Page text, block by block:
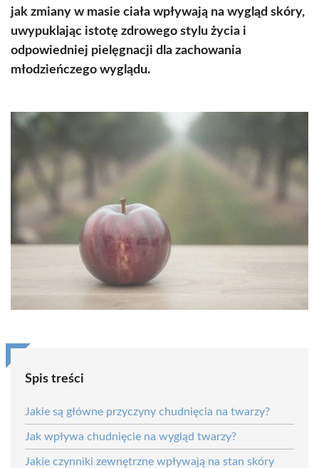
jak zmiany w masie ciała wpływają na wygląd skóry,
uwypuklając istotę zdrowego stylu życia i
odpowiedniej pielęgnacji dla zachowania
młodzieńczego wyglądu.
Spis treści
Jakie są główne przyczyny chudnięcia na twarzy?
Jak wpływa chudnięcie na wygląd twarzy?
Jakie czynniki zewnętrzne wpływają na stan skóry